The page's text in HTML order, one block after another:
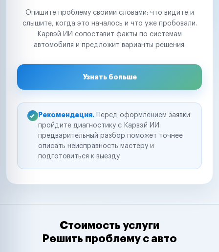
Опишите проблему своими словами: что видите и
слышите, когда это началось и что уже пробовали.
Карвэй ИИ сопоставит факты по системам
автомобиля и предложит варианты решения.
Узнать больше
Рекомендация. Перед оформлением заявки
пройдите диагностику с Карвэй ИИ:
предварительный разбор поможет точнее
описать неисправность мастеру и
подготовиться к выезду.
Стоимость услуги
Решить проблему с авто